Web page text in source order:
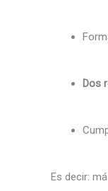
Dos
Es decir: